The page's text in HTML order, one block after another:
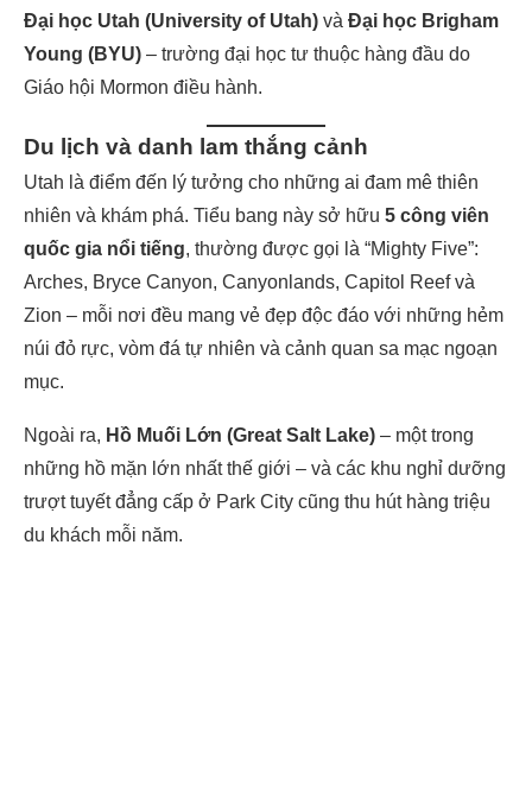
Đại học Utah (University of Utah) và Đại học Brigham
Young (BYU) – trường đại học tư thuộc hàng đầu do
Giáo hội Mormon điều hành.
Du lịch và danh lam thắng cảnh
Utah là điểm đến lý tưởng cho những ai đam mê thiên
nhiên và khám phá. Tiểu bang này sở hữu 5 công viên
quốc gia nổi tiếng, thường được gọi là “Mighty Five”:
Arches, Bryce Canyon, Canyonlands, Capitol Reef và
Zion – mỗi nơi đều mang vẻ đẹp độc đáo với những hẻm
núi đỏ rực, vòm đá tự nhiên và cảnh quan sa mạc ngoạn
mục.
Ngoài ra, Hồ Muối Lớn (Great Salt Lake) – một trong
những hồ mặn lớn nhất thế giới – và các khu nghỉ dưỡng
trượt tuyết đẳng cấp ở Park City cũng thu hút hàng triệu
du khách mỗi năm.